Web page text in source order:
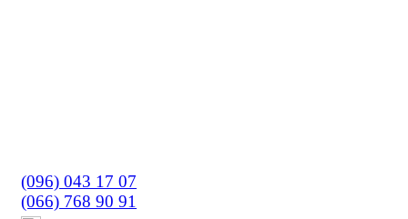
(096) 043 17 07
(066) 768 90 91